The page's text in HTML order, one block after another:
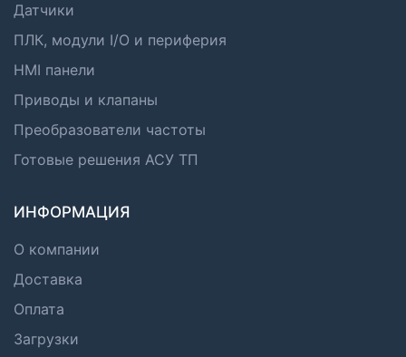
Датчики
ПЛК, модули I/O и периферия
HMI панели
Приводы и клапаны
Преобразователи частоты
Готовые решения АСУ ТП
ИНФОРМАЦИЯ
О компании
Доставка
Оплата
Загрузки